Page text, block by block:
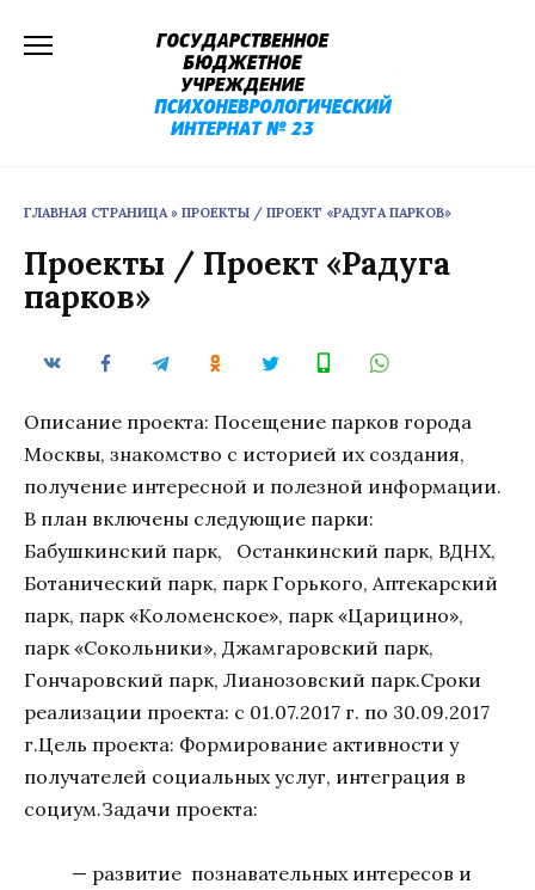
ГЛАВНАЯ СТРАНИЦА» ПРОЕКТЫ / ПРОЕКТ «РАДУГА ПАРКОВ»
Проекты / Проект «Радуга
парков»
Описание проекта: Посещение парков города
Москвы, знакомство с историей их создания,
получение интересной и полезной информации.
В план включены следующие парки:
Бабушкинский парк, Останкинский парк, ВДНХ,
Ботанический парк, парк Горького, Аптекарский
парк, парк «Коломенское», парк «Царицино»,
парк «Сокольники», Джамгаровский парк,
Гончаровский парк, Лианозовский парк.Сроки
реализации проекта: с 01.07.2017 г. по 30.09.2017
г.Цель проекта: Формирование активности у
получателей социальных услуг, интеграция в
социум.Задачи проекта:
— развитие познавательных интересов и